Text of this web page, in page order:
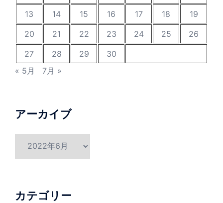
13
14 15 16 17 18
19
20
21 22 23 24 25
26
27
28 29
30
« 5月
7月 »
アーカイブ
ブ
カテゴリー